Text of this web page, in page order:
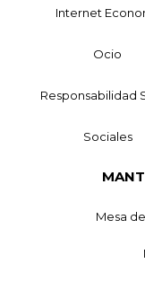
Internet
Ocio
Responsabilidad
Sociales
Mesa